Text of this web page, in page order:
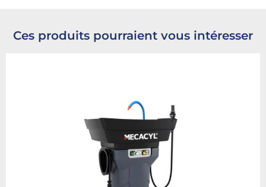
Ces produits pourraient vous intéresser